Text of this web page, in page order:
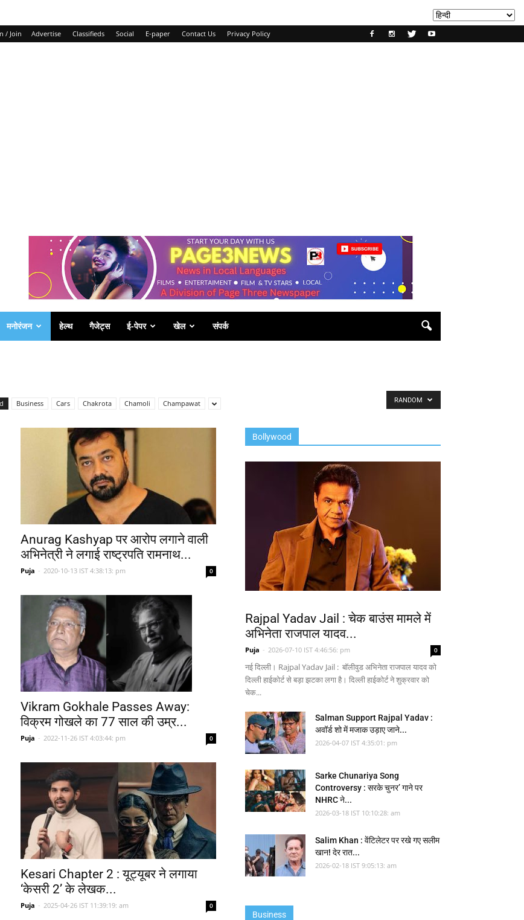
/ Join Advertise Classifieds Social E-paper Contact Us Privacy Policy
मनोरंजन हेल्थ गैजेट्स ई-पेपर खेल संपर्क
Business Cars Chakrota Chamoli Champawat RANDOM
Anurag Kashyap पर आरोप लगाने वाली
अभिनेत्री ने लगाई राष्ट्रपति रामनाथ...
Puja - 2020-10-13 IST 4:38:13: pm 0
Vikram Gokhale Passes Away:
विक्रम गोखले का 77 साल की उम्र...
Puja - 2022-11-26 IST 4:03:44: pm 0
Kesari Chapter 2 : यूट्यूबर ने लगाया
‘केसरी 2’ के लेखक...
Puja - 2025-04-26 IST 11:39:19: am 0
Bollywood
Rajpal Yadav Jail : चेक बाउंस मामले में
अभिनेता राजपाल यादव...
Puja - 2026-07-10 IST 4:46:56: pm 0
नई दिल्ली। Rajpal Yadav Jail : बॉलीवुड अभिनेता राजपाल यादव को
दिल्ली हाईकोर्ट से बड़ा झटका लगा है। दिल्ली हाईकोर्ट ने शुक्रवार को
चेक...
Salman Support Rajpal Yadav :
अवॉर्ड शो में मजाक उड़ाए जाने...
2026-04-07 IST 4:35:01: pm
Sarke Chunariya Song
Controversy : सरके चुनर’ गाने पर
NHRC ने...
2026-03-18 IST 10:10:28: am
Salim Khan : वेंटिलेटर पर रखे गए सलीम
खान! देर रात...
2026-02-18 IST 9:05:13: am
Business